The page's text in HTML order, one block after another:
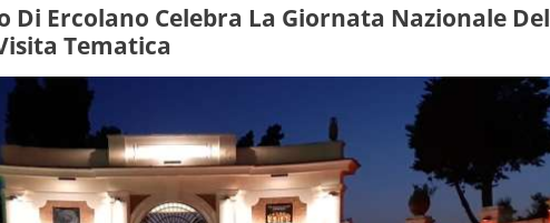
Di Ercolano Celebra La Giornata Nazionale Del
Tematica